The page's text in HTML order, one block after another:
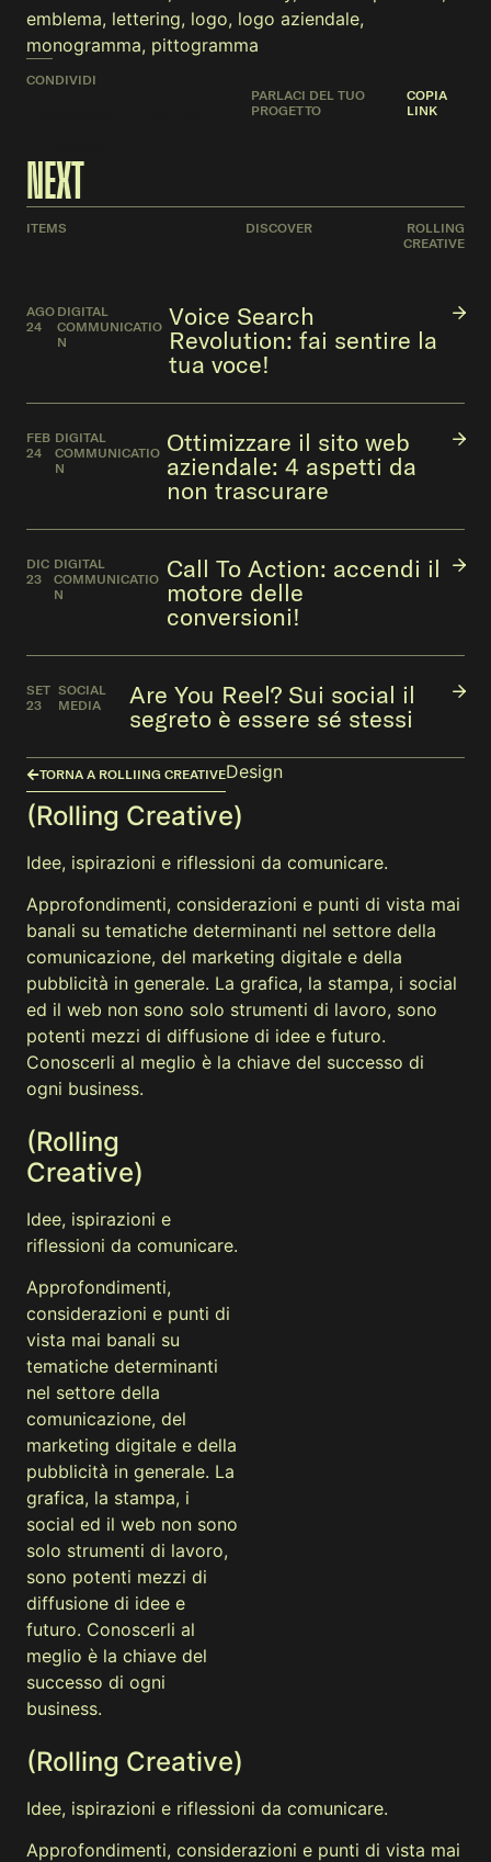
emblema, lettering, logo, logo aziendale,
monogramma, pittogramma
CONDIVIDI
PARLACI DEL TUO
PROGETTO
COPIA
LINK
NEXT
ITEMS DISCOVER
ROLLING
CREATIVE
AGO
24
Voice Search
Revolution: fai sentire la
tua voce!
DIGITAL
COMMUNICATIO
N
FEB
24
Ottimizzare il sito web
aziendale: 4 aspetti da
non trascurare
DIGITAL
COMMUNICATIO
N
DIC
23
Call To Action: accendi il
motore delle
conversioni!
DIGITAL
COMMUNICATIO
N
SET
23
Are You Reel? Sui social il
segreto è essere sé stessi
SOCIAL
MEDIA
TORNA A ROLLIING CREATIVEDesign
(Rolling Creative)
Idee, ispirazioni e riflessioni da comunicare.
Approfondimenti, considerazioni e punti di vista mai
banali su tematiche determinanti nel settore della
comunicazione, del marketing digitale e della
pubblicità in generale. La grafica, la stampa, i social
ed il web non sono solo strumenti di lavoro, sono
potenti mezzi di diffusione di idee e futuro.
Conoscerli al meglio è la chiave del successo di
ogni business.
(Rolling
Creative)
Idee, ispirazioni e
riflessioni da comunicare.
Approfondimenti,
considerazioni e punti di
vista mai banali su
tematiche determinanti
nel settore della
comunicazione, del
marketing digitale e della
pubblicità in generale. La
grafica, la stampa, i
social ed il web non sono
solo strumenti di lavoro,
sono potenti mezzi di
diffusione di idee e
futuro. Conoscerli al
meglio è la chiave del
successo di ogni
business.
(Rolling Creative)
Idee, ispirazioni e riflessioni da comunicare.
Approfondimenti, considerazioni e punti di vista mai